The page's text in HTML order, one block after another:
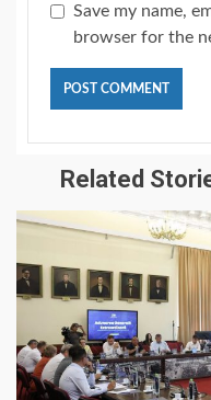
Save my name,
browser for the
Related